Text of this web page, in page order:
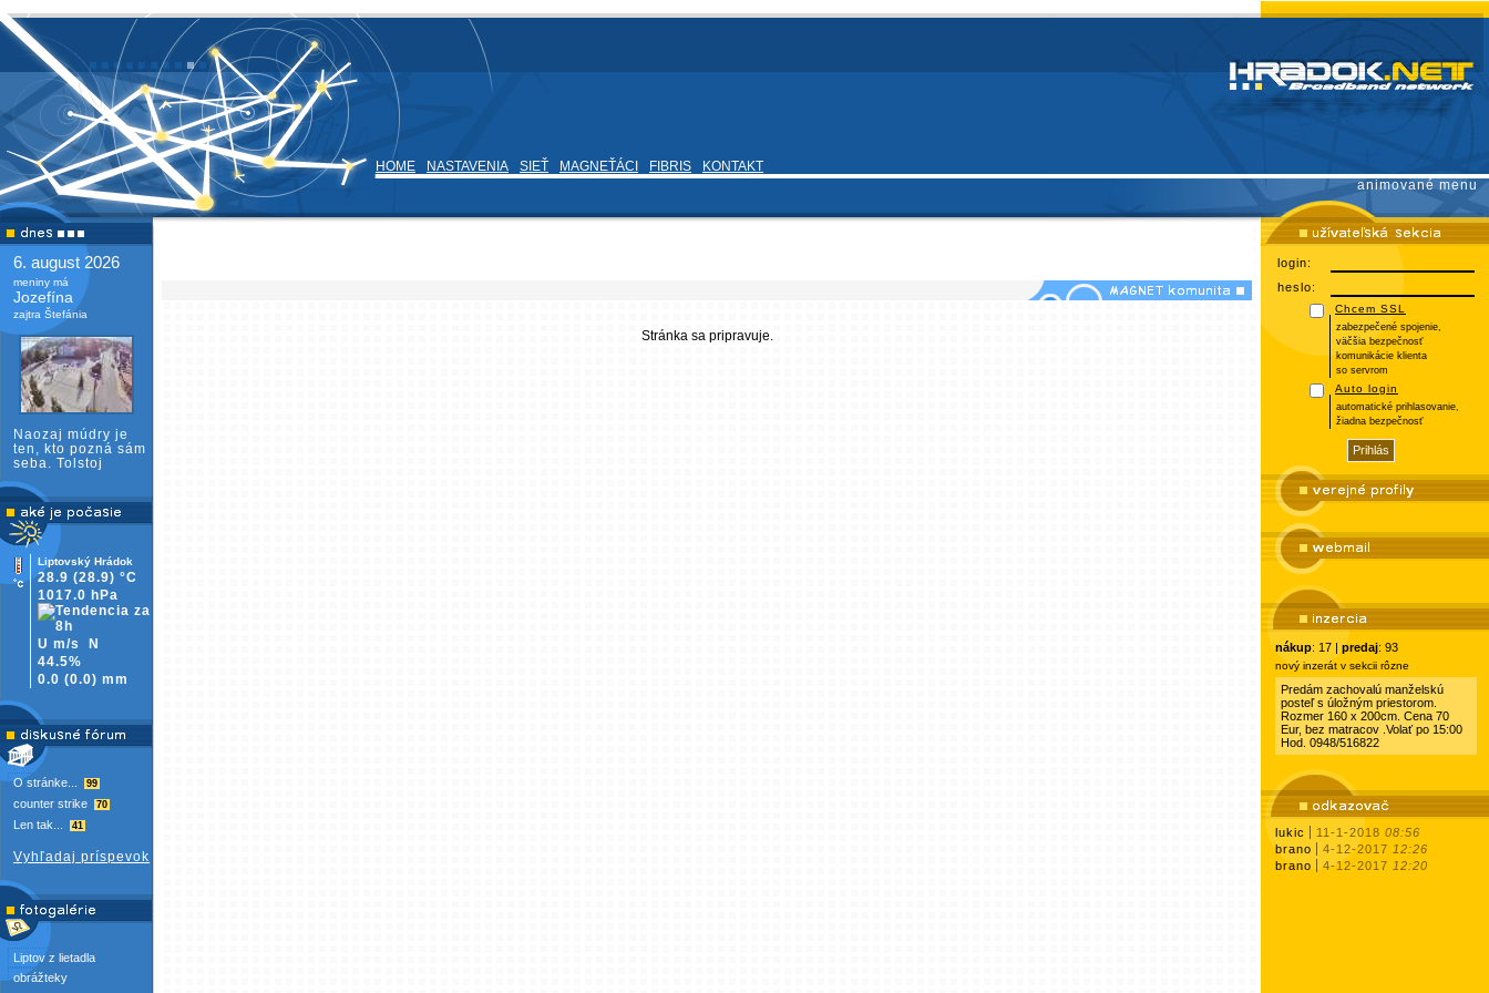
HOME NASTAVENIA SIEŤ MAGNEŤÁCI FIBRIS
KONTAKT
animované menu
6. august 2026
meniny má
Jozefína
zajtra Štefánia
Naozaj múdry je
ten, kto pozná sám
seba. Tolstoj
Liptovský Hrádok
28.9 (28.9) °C
1017.0 hPa
U m/s
N
44.5%
0.0 (0.0) mm
O stránke... 99
counter strike 70
Len tak... 41
Vyhľadaj príspevok
Liptov z lietadla
obrážteky
Stránka sa pripravuje.
login:
heslo:
Chcem SSL
zabezpečené spojenie,
väčšia bezpečnosť
komunikácie klienta
so servrom
Auto login
automatické prihlasovanie,
žiadna bezpečnosť
nákup: 17 | predaj: 93
nový inzerát v sekcii rôzne
Predám zachovalú manželskú
posteľ s úložným priestorom.
Rozmer 160 x 200cm. Cena 70
Eur, bez matracov .Volať po 15:00
Hod. 0948/516822
lukic 11-1-2018 08:56
brano
4-12-2017 12:26
brano
4-12-2017 12:20